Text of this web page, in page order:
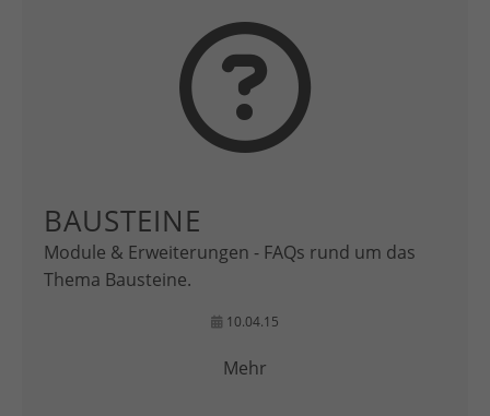
BAUSTEINE
Module & Erweiterungen - FAQs rund um das
Thema Bausteine.
10.04.15
Mehr